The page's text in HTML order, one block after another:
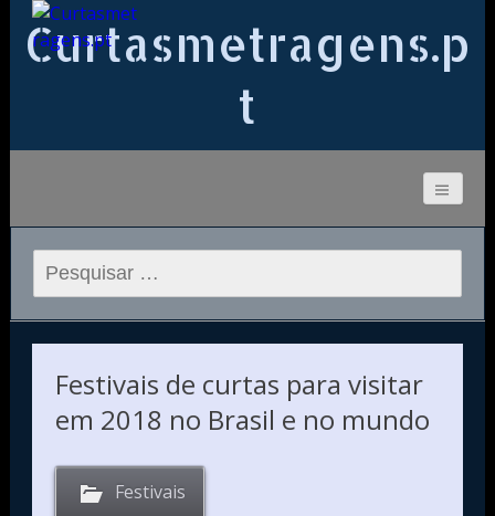
Curtasmetragens.p
t
Pesquisar
por:
Festivais de curtas para visitar
em 2018 no Brasil e no mundo
Festivais